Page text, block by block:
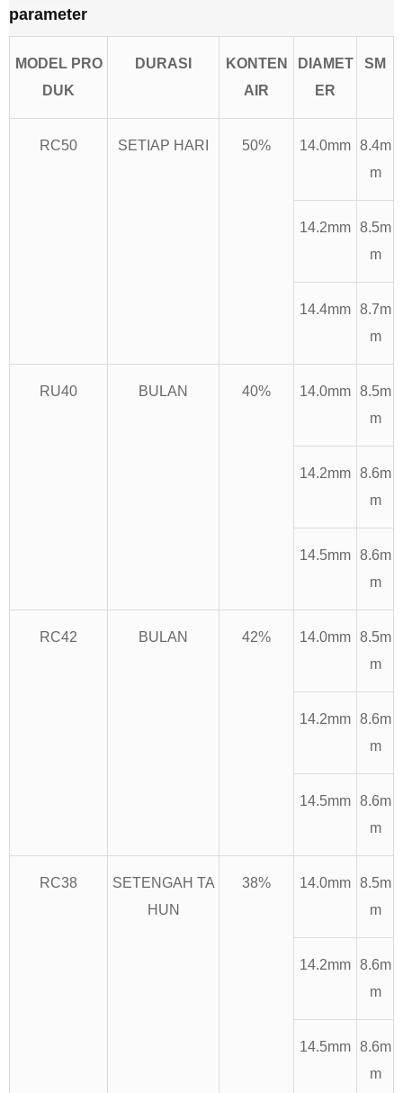
parameter
MODEL PRO
DUK
DURASI
KONTEN
AIR
DIAMET
ER
SM
RC50 SETIAP HARI 50% 14.0mm 8.4m
m
14.2mm 8.5m
m
14.4mm 8.7m
m
RU40 BULAN 40% 14.0mm 8.5m
m
14.2mm 8.6m
m
14.5mm 8.6m
m
RC42 BULAN 42% 14.0mm 8.5m
m
14.2mm 8.6m
m
14.5mm 8.6m
m
RC38
SETENGAH TA
HUN
38% 14.0mm 8.5m
m
14.2mm 8.6m
m
14.5mm 8.6m
m